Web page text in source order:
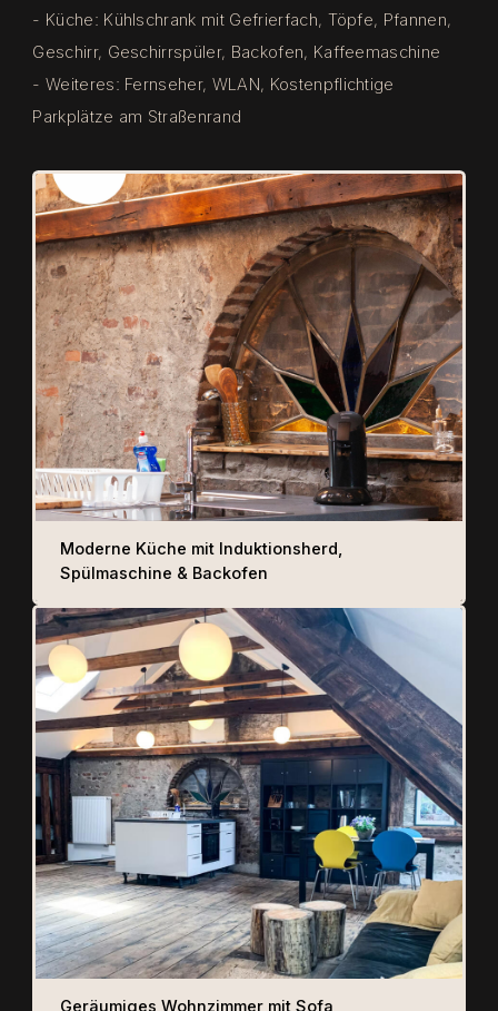
- Küche: Kühlschrank mit Gefrierfach, Töpfe, Pfannen,
Geschirr, Geschirrspüler, Backofen, Kaffeemaschine
- Weiteres: Fernseher, WLAN, Kostenpflichtige
Parkplätze am Straßenrand
Moderne Küche mit Induktionsherd,
Spülmaschine & Backofen
Geräumiges Wohnzimmer mit Sofa